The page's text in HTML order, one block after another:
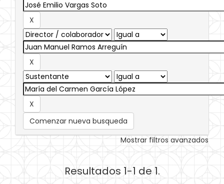
Comenzar nueva busqueda
Mostrar filtros avanzados
Resultados 1-1 de 1.